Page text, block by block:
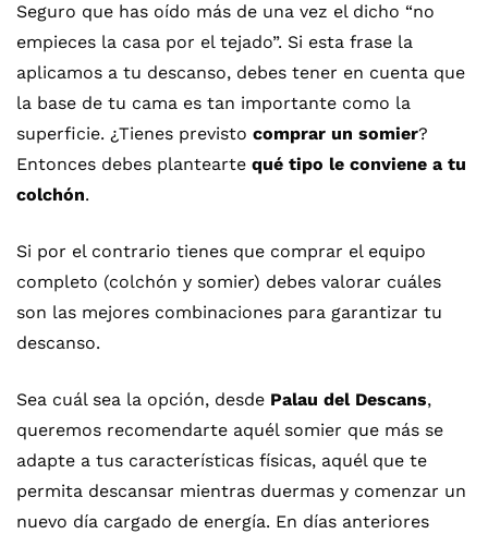
Seguro que has oído más de una vez el dicho “no
empieces la casa por el tejado”. Si esta frase la
aplicamos a tu descanso, debes tener en cuenta que
la base de tu cama es tan importante como la
superficie. ¿Tienes previsto comprar un somier?
Entonces debes plantearte qué tipo le conviene a tu
colchón.
Si por el contrario tienes que comprar el equipo
completo (colchón y somier) debes valorar cuáles
son las mejores combinaciones para garantizar tu
descanso.
Sea cuál sea la opción, desde Palau del Descans,
queremos recomendarte aquél somier que más se
adapte a tus características físicas, aquél que te
permita descansar mientras duermas y comenzar un
nuevo día cargado de energía. En días anteriores